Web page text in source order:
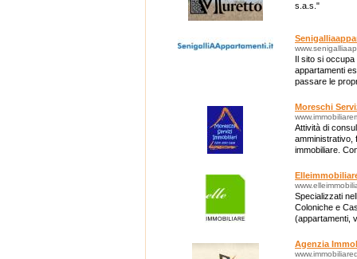
s.a.s."
Il sito si
appartamenti
passare le
Moreschi
Attività di
amministrativo,
immobiliare.
Specializzati
Coloniche e
(appartamenti,
Agenzia